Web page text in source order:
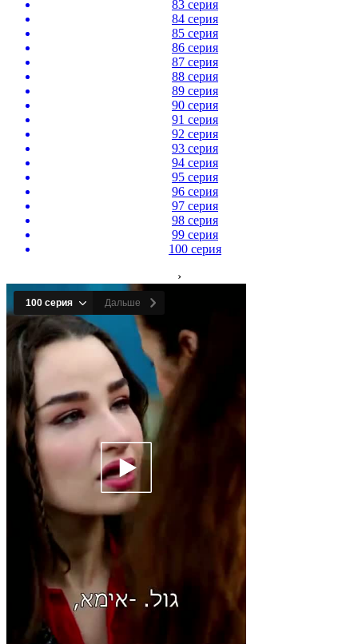
83 серия
84 серия
85 серия
86 серия
87 серия
88 серия
89 серия
90 серия
91 серия
92 серия
93 серия
94 серия
95 серия
96 серия
97 серия
98 серия
99 серия
100 серия
›